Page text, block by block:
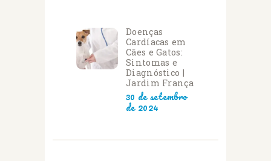
Doenças
Cardíacas em
Cães e Gatos:
Sintomas e
Diagnóstico |
Jardim França
30 de setembro
de 2024